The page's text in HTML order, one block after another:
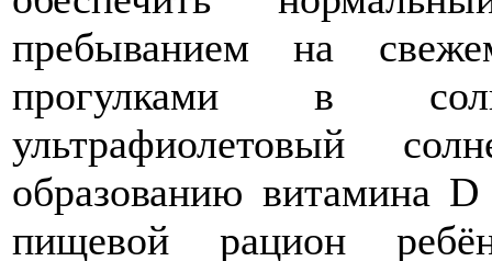
пребыванием на
прогулками в
ультрафиолетовый
образованию витамина
пищевой рацион